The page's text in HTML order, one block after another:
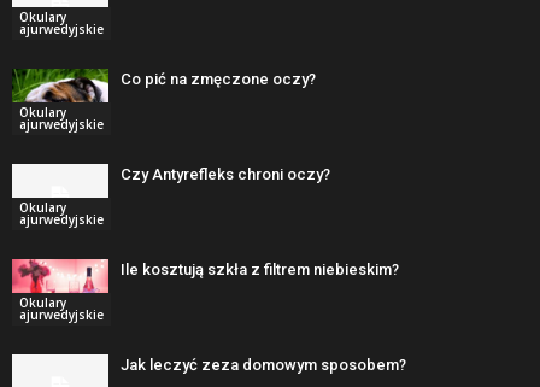
Okulary
ajurwedyjskie
Okulary
ajurwedyjskie
Co pić na zmęczone oczy?
Okulary
ajurwedyjskie
Czy Antyrefleks chroni oczy?
Okulary
ajurwedyjskie
Ile kosztują szkła z filtrem niebieskim?
Jak leczyć zeza domowym sposobem?